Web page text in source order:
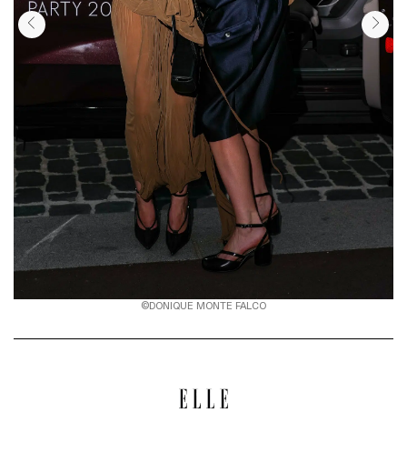
©DONIQUE MONTE FALCO